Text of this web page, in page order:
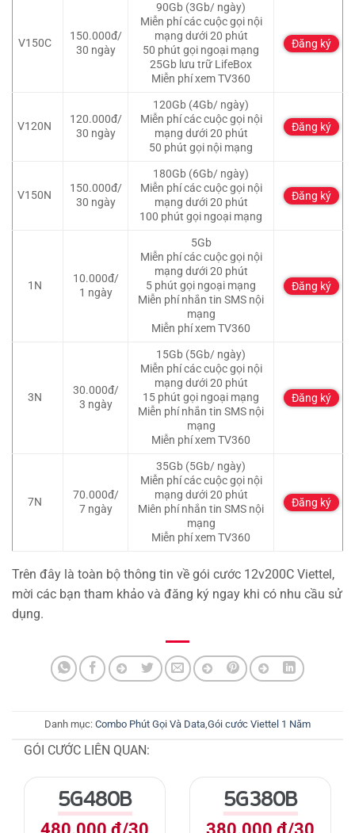
V150C
150.000đ/
30 ngày
90Gb (3Gb/ ngày)
Miễn phí các cuộc gọi nội
mạng dưới 20 phút
50 phút gọi ngoại mạng
25Gb lưu trữ LifeBox
Miễn phí xem TV360
Đăng ký
V120N
120.000đ/
30 ngày
120Gb (4Gb/ ngày)
Miễn phí các cuộc gọi nội
mạng dưới 20 phút
50 phút gọi nội mạng
Đăng ký
V150N
150.000đ/
30 ngày
180Gb (6Gb/ ngày)
Miễn phí các cuộc gọi nội
mạng dưới 20 phút
100 phút gọi ngoại mạng
Đăng ký
1N
10.000đ/
1 ngày
5Gb
Miễn phí các cuộc gọi nội
mạng dưới 20 phút
5 phút gọi ngoại mạng
Miễn phí nhắn tin SMS nội
mạng
Miễn phí xem TV360
Đăng ký
3N
30.000đ/
3 ngày
15Gb (5Gb/ ngày)
Miễn phí các cuộc gọi nội
mạng dưới 20 phút
15 phút gọi ngoại mạng
Miễn phí nhắn tin SMS nội
mạng
Miễn phí xem TV360
Đăng ký
7N
70.000đ/
7 ngày
35Gb (5Gb/ ngày)
Miễn phí các cuộc gọi nội
mạng dưới 20 phút
Miên phí nhắn tin SMS nội
mạng
Miễn phí xem TV360
Đăng ký
Trên đây là toàn bộ thông tin về gói cước 12v200C Viettel,
mời các bạn tham khảo và đăng ký ngay khi có nhu cầu sử
dụng.
Danh mục: Combo Phút Gọi Và Data,Gói cước Viettel 1 Năm
GÓI CƯỚC LIÊN QUAN:
5G480B 5G380B